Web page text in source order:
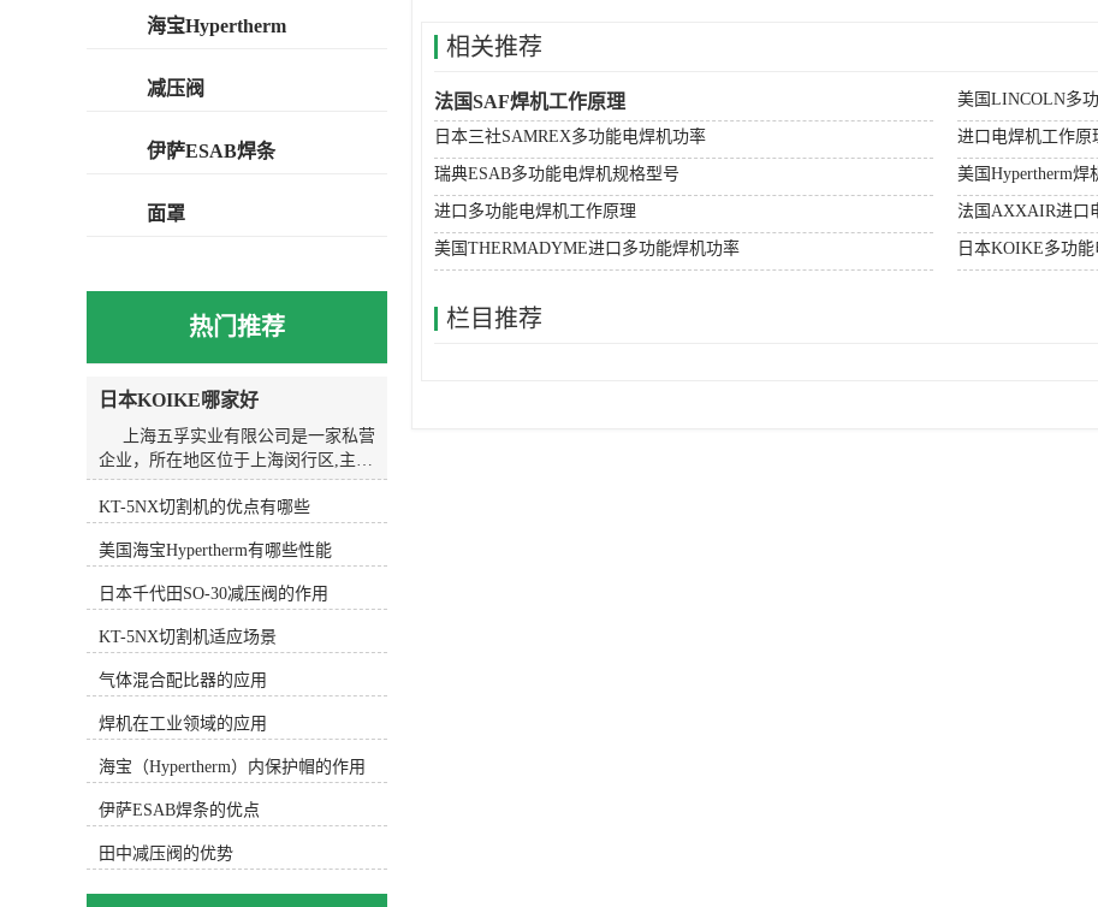
相关推荐
法国SAF焊机工作原理 美国LINCOLN多
日本三社SAMREX多功能电焊机功率 进口电焊机工作原
瑞典ESAB多功能电焊机规格型号 美国Hypertherm焊
进口多功能电焊机工作原理 法国AXXAIR进口
美国THERMADYME进口多功能焊机功率 日本KOIKE多功
栏目推荐
海宝Hypertherm
减压阀
伊萨ESAB焊条
面罩
热门推荐
日本KOIKE哪家好
上海五孚实业有限公司是一家私营
企业，所在地区位于上海闵行区,主营
产品或服务为焊割设备。我们以诚
信、实力和质量获得业界的高度认
服务*”的经营理念为广大客户提供*的
服务。欢迎各界朋友莅临上海五孚实
业有限公司参观、指导和业务洽谈。
KOIKE小池划线嘴的应用广泛。在
金属加工行业中，它常用于切割和划
线金属材料，如钢板、铝板、不锈钢
等。在焊接行业中，KOIKE小池划线
嘴可以用于焊接前的准备工作，如划
KOIKE小池划线嘴可以用于划线和切
割船体结构，提高造船工作的精度和
效率。 总的来说，KOIKE小池划
线嘴是一种由日本KOIKE公司生产的
切割设备配件，具有高精度的切割效
果、耐用性和稳定性。它广泛应用于
KT-5NX切割机的优点有哪些
美国海宝Hypertherm有哪些性能
日本千代田SO-30减压阀的作用
KT-5NX切割机适应场景
气体混合配比器的应用
焊机在工业领域的应用
海宝（Hypertherm）内保护帽的作用
伊萨ESAB焊条的优点
田中减压阀的优势